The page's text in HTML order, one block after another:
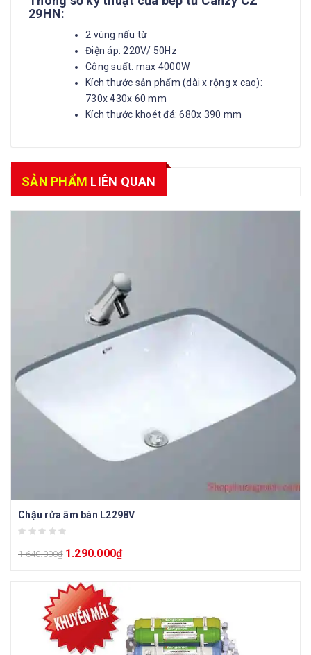
29HN:
2 vùng nấu từ
Điện áp: 220V/ 50Hz
Công suất: max 4000W
Kích thước sản phẩm (dài x rộng x cao):
730x 430x 60 mm
Kích thước khoét đá: 680x 390 mm
SẢN PHẨM LIÊN QUAN
Chậu rửa âm bàn L2298V
1.640.000₫ 1.290.000₫